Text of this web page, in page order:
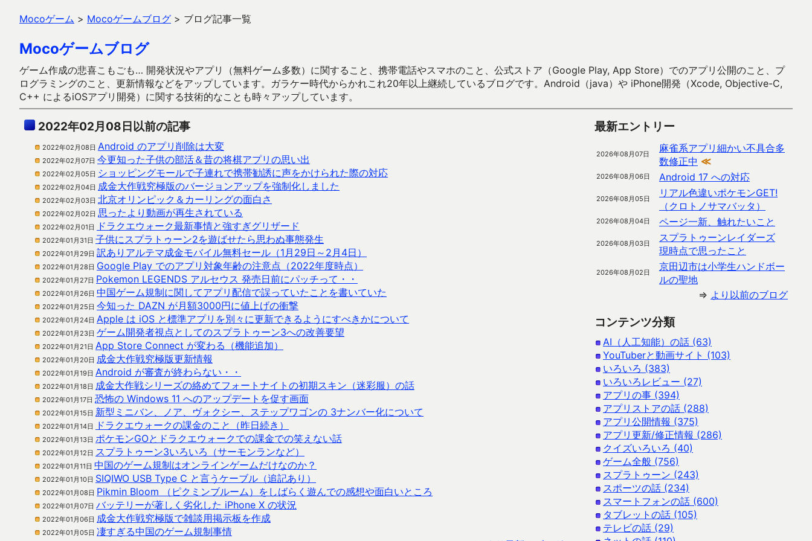
Mocoゲーム > Mocoゲームブログ > ブログ記事一覧
Mocoゲームブログ
ゲーム作成の悲喜こもごも… 開発状況やアプリ（無料ゲーム多数）に関すること、携帯電話やスマホのこと、公式ストア（Google Play, App Store）でのアプリ公開のこと、プ
ログラミングのこと、更新情報などをアップしています。ガラケー時代からかれこれ20年以上継続しているブログです。Android（java）や iPhone開発（Xcode, Objective-C,
C++ によるiOSアプリ開発）に関する技術的なことも時々アップしています。
2022年02月08日以前の記事
2022年02月08日 Android のアプリ削除は大変
2022年02月07日 今更知った子供の部活＆昔の将棋アプリの思い出
2022年02月05日 ショッピングモールで子連れで携帯勧誘に声をかけられた際の対応
2022年02月04日 成金大作戦究極版のバージョンアップを強制化しました
2022年02月03日 北京オリンピック＆カーリングの面白さ
2022年02月02日 思ったより動画が再生されている
2022年02月01日 ドラクエウォーク最新事情と強すぎグリザード
2022年01月31日 子供にスプラトゥーン2を遊ばせたら思わぬ事態発生
2022年01月29日 訳ありアルテマ成金モバイル無料セール（1月29日～2月4日）
2022年01月28日 Google Play でのアプリ対象年齢の注意点（2022年度時点）
2022年01月27日 Pokemon LEGENDS アルセウス 発売日前にパッチって・・
2022年01月26日 中国ゲーム規制に関してアプリ配信で誤っていたことを書いていた
2022年01月25日 今知った DAZN が月額3000円に値上げの衝撃
2022年01月24日 Apple は iOS と標準アプリを別々に更新できるようにすべきかについて
2022年01月23日 ゲーム開発者視点としてのスプラトゥーン3への改善要望
2022年01月21日 App Store Connect が変わる（機能追加）
2022年01月20日 成金大作戦究極版更新情報
2022年01月19日 Android が審査が終わらない・・
2022年01月18日 成金大作戦シリーズの絡めてフォートナイトの初期スキン（迷彩服）の話
2022年01月17日 恐怖の Windows 11 へのアップデートを促す画面
2022年01月15日 新型ミニバン、ノア、ヴォクシー、ステップワゴンの 3ナンバー化について
2022年01月14日 ドラクエウォークの課金のこと（昨日続き）
2022年01月13日 ポケモンGOとドラクエウォークでの課金での笑えない話
2022年01月12日 スプラトゥーン3いろいろ（サーモンランなど）
2022年01月11日 中国のゲーム規制はオンラインゲームだけなのか？
2022年01月10日 SIQIWO USB Type C と言うケーブル（追記あり）
2022年01月08日 Pikmin Bloom （ピクミンブルーム）をしばらく遊んでの感想や面白いところ
2022年01月07日 バッテリーが著しく劣化した iPhone X の状況
2022年01月06日 成金大作戦究極版で雑談用掲示板を作成
2022年01月05日 凄すぎる中国のゲーム規制事情
最新エントリー
2026年08月07日
麻雀系アプリ細かい不具合多
数修正中 ≪
2026年08月06日 Android 17 への対応
2026年08月05日
リアル色違いポケモンGET!
（クロトノサマバッタ）
2026年08月04日 ページ一新、触れたいこと
2026年08月03日
スプラトゥーンレイダーズ
現時点で思ったこと
2026年08月02日
京田辺市は小学生ハンドボー
ルの聖地
⇒ より以前のブログ
コンテンツ分類
AI（人工知能）の話 (63)
YouTuberと動画サイト (103)
いろいろ (383)
いろいろレビュー (27)
アプリの事 (394)
アプリストアの話 (288)
アプリ公開情報 (375)
アプリ更新/修正情報 (286)
クイズいろいろ (40)
ゲーム全般 (756)
スプラトゥーン (243)
スポーツの話 (234)
スマートフォンの話 (600)
タブレットの話 (105)
テレビの話 (29)